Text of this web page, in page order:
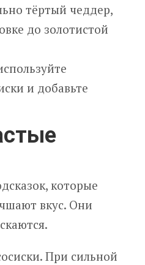
тёртый чеддер,
до золотистой
и добавьте
которые
вкус. Они
При сильной